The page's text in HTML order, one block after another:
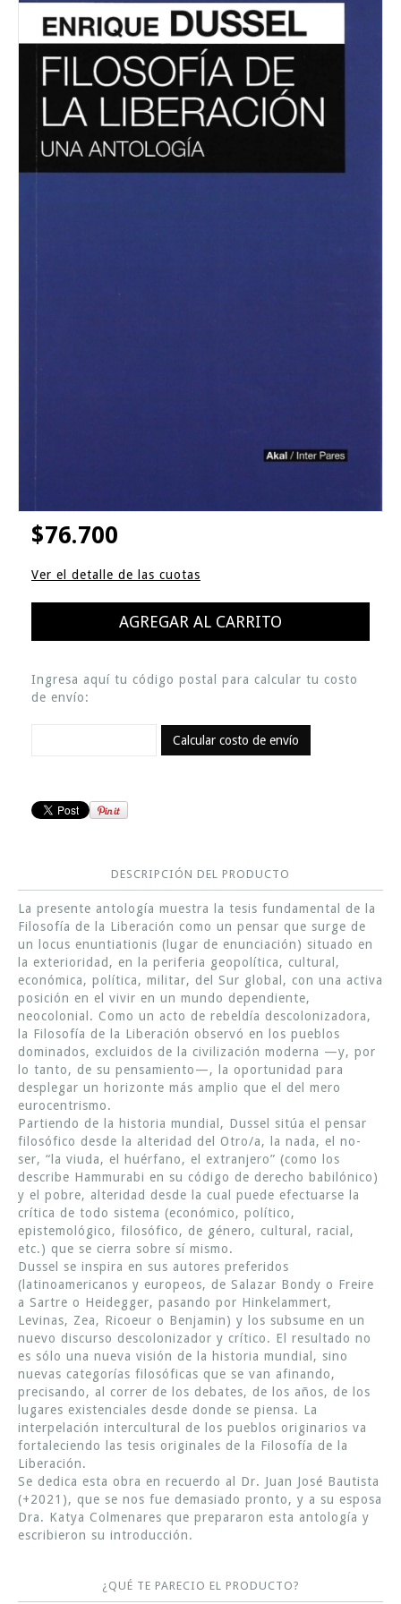
$76.700
Ver el detalle de las cuotas
Ingresa aquí tu código postal para calcular tu costo
de envío:
Calcular costo de envío
DESCRIPCIÓN DEL PRODUCTO
La presente antología muestra la tesis fundamental de la
Filosofía de la Liberación como un pensar que surge de
un locus enuntiationis (lugar de enunciación) situado en
la exterioridad, en la periferia geopolítica, cultural,
económica, política, militar, del Sur global, con una activa
posición en el vivir en un mundo dependiente,
neocolonial. Como un acto de rebeldía descolonizadora,
la Filosofía de la Liberación observó en los pueblos
dominados, excluidos de la civilización moderna —y, por
lo tanto, de su pensamiento—, la oportunidad para
desplegar un horizonte más amplio que el del mero
eurocentrismo.
Partiendo de la historia mundial, Dussel sitúa el pensar
filosófico desde la alteridad del Otro/a, la nada, el no-
ser, “la viuda, el huérfano, el extranjero” (como los
describe Hammurabi en su código de derecho babilónico)
y el pobre, alteridad desde la cual puede efectuarse la
crítica de todo sistema (económico, político,
epistemológico, filosófico, de género, cultural, racial,
etc.) que se cierra sobre sí mismo.
Dussel se inspira en sus autores preferidos
(latinoamericanos y europeos, de Salazar Bondy o Freire
a Sartre o Heidegger, pasando por Hinkelammert,
Levinas, Zea, Ricoeur o Benjamin) y los subsume en un
nuevo discurso descolonizador y crítico. El resultado no
es sólo una nueva visión de la historia mundial, sino
nuevas categorías filosóficas que se van afinando,
precisando, al correr de los debates, de los años, de los
lugares existenciales desde donde se piensa. La
interpelación intercultural de los pueblos originarios va
fortaleciendo las tesis originales de la Filosofía de la
Liberación.
Se dedica esta obra en recuerdo al Dr. Juan José Bautista
(+2021), que se nos fue demasiado pronto, y a su esposa
Dra. Katya Colmenares que prepararon esta antología y
escribieron su introducción.
¿QUÉ TE PARECIO EL PRODUCTO?